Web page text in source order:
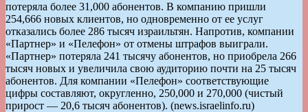
потеряла более 31,000 абонентов. В компанию пришли
254,666 новых клиентов, но одновременно от ее услуг
отказались более 286 тысяч израильтян. Напротив, компании
«Партнер» и «Пелефон» от отмены штрафов выиграли.
«Партнер» потеряла 241 тысячу абонентов, но приобрела 266
тысяч новых и увеличила свою аудиторию почти на 25 тысяч
абонентов. Для компании «Пелефон» соответствующие
цифры составляют, округленно, 250,000 и 270,000 (чистый
прирост — 20,6 тысяч абонентов). (news.israelinfo.ru)